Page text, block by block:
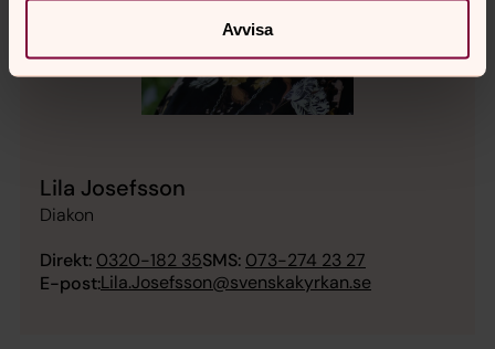
Avvisa
Lila Josefsson
Diakon
Direkt: 0320-182 35SMS: 073-274 23 27
E-post:Lila.Josefsson@svenskakyrkan.se